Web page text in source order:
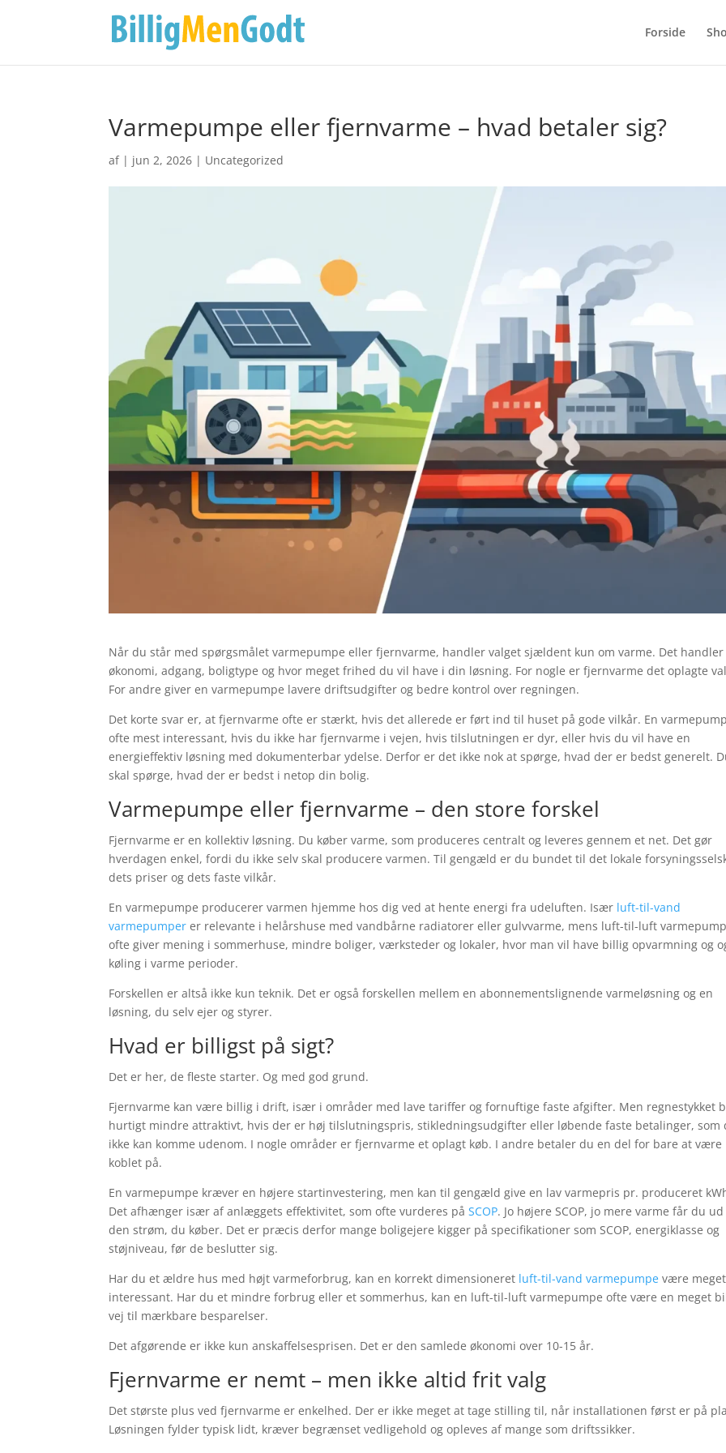
Forside
Varmepumpe eller fjernvarme – hvad betaler sig?
af | jun 2, 2026 | Uncategorized
Når du står med spørgsmålet varmepumpe eller fjernvarme, handler valget sjældent kun om varme. Det handler
økonomi, adgang, boligtype og hvor meget frihed du vil have i din løsning. For nogle er fjernvarme det oplagte
For andre giver en varmepumpe lavere driftsudgifter og bedre kontrol over regningen.
Det korte svar er, at fjernvarme ofte er stærkt, hvis det allerede er ført ind til huset på gode vilkår. En
ofte mest interessant, hvis du ikke har fjernvarme i vejen, hvis tilslutningen er dyr, eller hvis du vil have en
energieffektiv løsning med dokumenterbar ydelse. Derfor er det ikke nok at spørge, hvad der er bedst generelt.
skal spørge, hvad der er bedst i netop din bolig.
Varmepumpe eller fjernvarme – den store forskel
Fjernvarme er en kollektiv løsning. Du køber varme, som produceres centralt og leveres gennem et net. Det gør
hverdagen enkel, fordi du ikke selv skal producere varmen. Til gengæld er du bundet til det lokale
dets priser og dets faste vilkår.
En varmepumpe producerer varmen hjemme hos dig ved at hente energi fra udeluften. Især luft-til-vand
varmepumper er relevante i helårshuse med vandbårne radiatorer eller gulvvarme, mens luft-til-luft
ofte giver mening i sommerhuse, mindre boliger, værksteder og lokaler, hvor man vil have billig opvarmning og
køling i varme perioder.
Forskellen er altså ikke kun teknik. Det er også forskellen mellem en abonnementslignende varmeløsning og en
løsning, du selv ejer og styrer.
Hvad er billigst på sigt?
Det er her, de fleste starter. Og med god grund.
Fjernvarme kan være billig i drift, især i områder med lave tariffer og fornuftige faste afgifter. Men regnestykket
hurtigt mindre attraktivt, hvis der er høj tilslutningspris, stikledningsudgifter eller løbende faste betalinger, som
ikke kan komme udenom. I nogle områder er fjernvarme et oplagt køb. I andre betaler du en del for bare at være
koblet på.
En varmepumpe kræver en højere startinvestering, men kan til gengæld give en lav varmepris pr. produceret
Det afhænger især af anlæggets effektivitet, som ofte vurderes påSCOP. Jo højere SCOP, jo mere varme får du
den strøm, du køber. Det er præcis derfor mange boligejere kigger på specifikationer som SCOP, energiklasse og
støjniveau, før de beslutter sig.
Har du et ældre hus med højt varmeforbrug, kan en korrekt dimensioneret luft-til-vand varmepumpe være meget
interessant. Har du et mindre forbrug eller et sommerhus, kan en luft-til-luft varmepumpe ofte være en meget
vej til mærkbare besparelser.
Det afgørende er ikke kun anskaffelsesprisen. Det er den samlede økonomi over 10-15 år.
Fjernvarme er nemt – men ikke altid frit valg
Det største plus ved fjernvarme er enkelhed. Der er ikke meget at tage stilling til, når installationen først er på
Løsningen fylder typisk lidt, kræver begrænset vedligehold og opleves af mange som driftssikker.